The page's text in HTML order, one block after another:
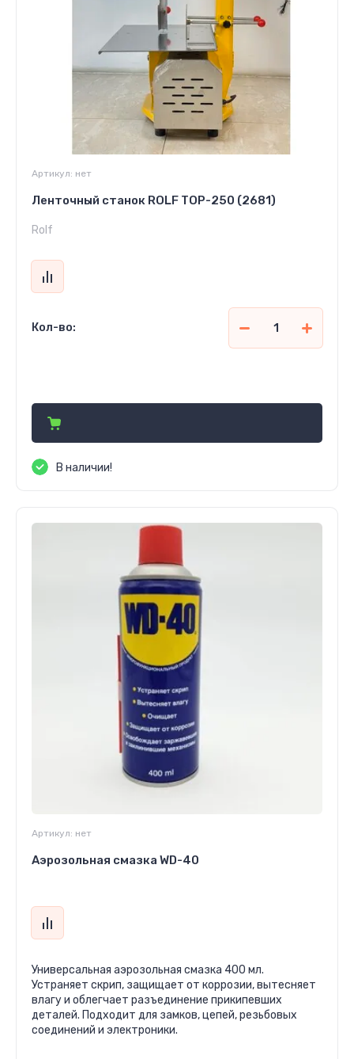
Артикул: нет
Ленточный станок ROLF TOP-250 (2681)
Rolf
Кол-во:
В наличии!
Артикул: нет
Аэрозольная смазка WD-40
Универсальная аэрозольная смазка 400 мл.
Устраняет скрип, защищает от коррозии, вытесняет
влагу и облегчает разъединение прикипевших
деталей. Подходит для замков, цепей, резьбовых
соединений и электроники.